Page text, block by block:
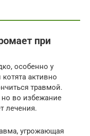
при
особенно у
активно
травмой.
во избежание
лечения.
угрожающая